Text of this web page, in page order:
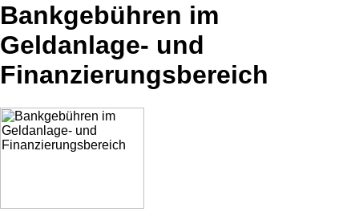
Bankgebühren im
Geldanlage- und
Finanzierungsbereich